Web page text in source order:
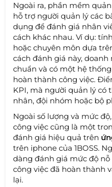
Ngoài ra, phần mềm
hỗ trợ người quản lý các
dụng để đánh giá nhân
cách khác nhau. Ví dụ:
hoặc chuyên môn dựa
cách đánh giá này,
chuẩn và có một hệ
hoàn thành công việc.
KPI, mà người quản lý có
nhân, đội nhóm hoặc bộ
Ngoài số lượng và mức
công việc cũng là một
đánh giá hiệu quả trên
trên iphone của 1BOSS.
dàng đánh giá mức độ
công việc đã hoàn thành
lại.